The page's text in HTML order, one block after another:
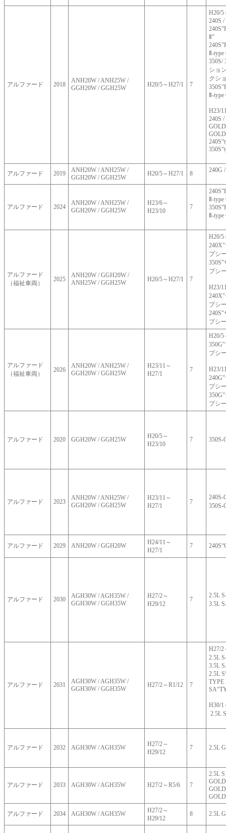
アルファード 2018
ANH20W / ANH25W /
GGH20W / GGH25W
H20/5～H27/1 7
H20/5
240S /
Ⅱ”
Ⅱ-
350S/
ショ
クシ
Ⅱ-
H23/
240S /
アルファード 2019
ANH20W / ANH25W /
GGH20W / GGH25W
H20/5～H27/1 8 240G
アルファード 2024
ANH20W / ANH25W /
GGH20W / GGH25W
H23/6～
H23/10
7
Ⅱ-
Ⅱ-
アルファード
（福祉車両）
2025
ANH20W / GGH20W /
ANH25W / GGH25W
H20/5～H27/1 7
H20/5
プシ
プシ
H23/
プシ
プシ
アルファード
（福祉車両）
2026
ANH20W / ANH25W /
GGH20W / GGH25W
H23/11～
H27/1
7
H20/5
プシ
H23/
プシ
プシ
アルファード 2020 GGH20W / GGH25W
H20/5～
H23/10
7 350S-
アルファード 2023
ANH20W / ANH25W /
GGH20W / GGH25W
H23/11～
H27/1
7
240S-
350S-
アルファード 2029 ANH20W / GGH20W
H24/11～
H27/1
7
アルファード 2030
AGH30W / AGH35W /
GGH30W / GGH35W
H27/2～
H29/12
7
2.5L
3.5L
アルファード 2031
AGH30W / AGH35W /
GGH30W / GGH35W
H27/2～R1/12 7
H27/2
2.5L
3.5L
2.5L
TYPE
H30/1
2.5L
アルファード 2032 AGH30W / AGH35W
H27/2～
H29/12
7 2.5L G
アルファード 2033 AGH30W / AGH35W H27/2～R5/6 7
2.5L
アルファード 2034 AGH30W / AGH35W
H27/2～
H29/12
8 2.5L G